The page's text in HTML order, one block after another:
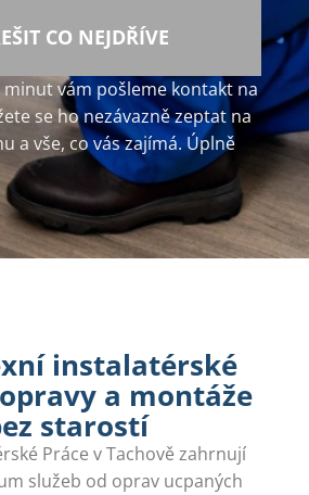
CO NEJDŘÍVE
minut vám pošleme kontakt na
se ho nezávazně zeptat na
a vše, co vás zajímá. Úplně
instalatérské
a montáže
starostí
Práce v Tachově zahrnují
služeb od oprav ucpaných